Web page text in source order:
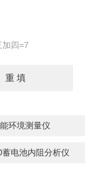
四=7
环境测量仪
电池内阻分析仪